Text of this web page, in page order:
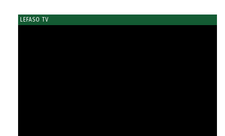
LEFASO TV